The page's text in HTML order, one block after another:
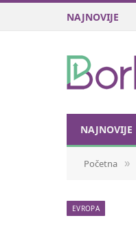
NAJNOVIJE
NAJNOVIJE
Početna »
EVROPA